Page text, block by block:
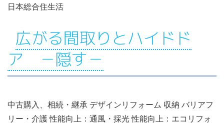
日本総合住生活
広がる間取りとハイドド
ア －隠す－
中古購入、相続・継承 デザインリフォーム 収納 バリアフ
リー・介護 性能向上：通風・採光 性能向上：エコリフォ